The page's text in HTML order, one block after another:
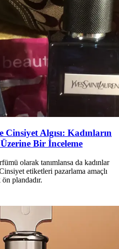
Algısı: Kadınların
Bir İnceleme
olarak tanımlansa da kadınlar
etiketleri pazarlama amaçlı
plandadır.